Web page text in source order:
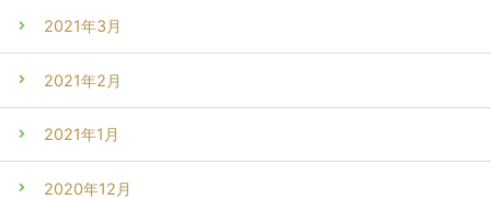
2021年3月
2021年2月
2021年1月
2020年12月